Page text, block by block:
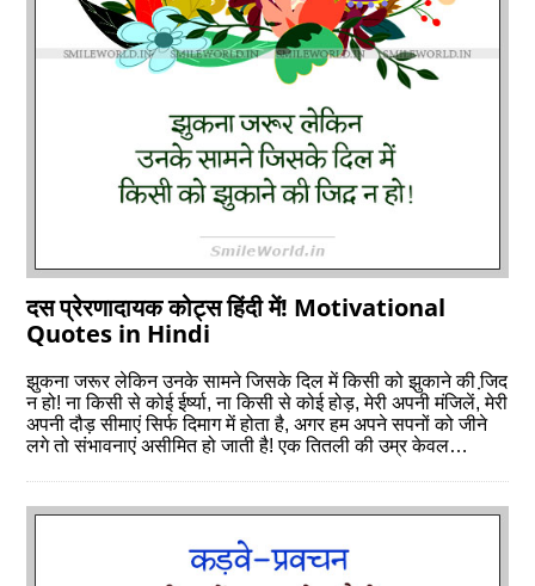
दस प्रेरणादायक कोट्स हिंदी में! Motivational
Quotes in Hindi
झुकना जरूर लेकिन उनके सामने जिसके दिल में किसी को झुकाने की जि़द
न हो! ना किसी से कोई ईर्ष्या, ना किसी से कोई होड़, मेरी अपनी मंजिलें, मेरी
अपनी दौड़ सीमाएं सिर्फ दिमाग में होता है, अगर हम अपने सपनों को जीने
लगे तो संभावनाएं असीमित हो जाती है! एक तितली की उम्र केवल…